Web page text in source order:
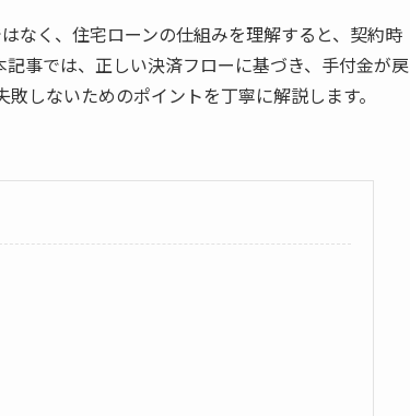
なく、住宅ローンの仕組みを理解すると、契約時
事では、正しい決済フローに基づき、手付金が戻
しないためのポイントを丁寧に解説します。